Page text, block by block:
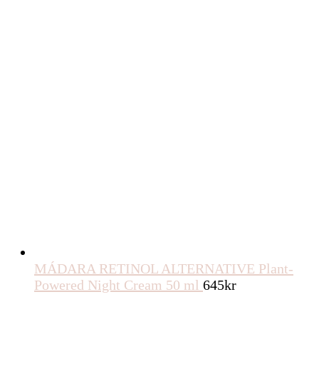
MÁDARA RETINOL ALTERNATIVE Plant-
Powered Night Cream 50 ml 645kr